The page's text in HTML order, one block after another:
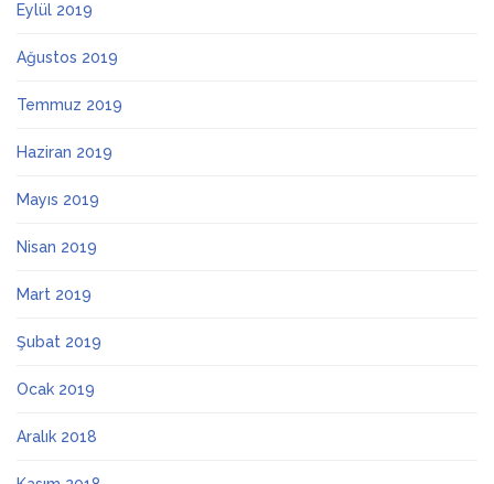
Eylül 2019
Ağustos 2019
Temmuz 2019
Haziran 2019
Mayıs 2019
Nisan 2019
Mart 2019
Şubat 2019
Ocak 2019
Aralık 2018